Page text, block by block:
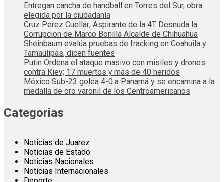
Entregan cancha de handball en Torres del Sur, obra
elegida por la ciudadanía
Cruz Perez Cuellar; Aspirante de la 4T Desnuda la
Corrupcion de Marco Bonilla Alcalde de Chihuahua
Sheinbaum evalúa pruebas de fracking en Coahuila y
Tamaulipas, dicen fuentes
Putin Ordena el ataque masivo con misiles y drones
contra Kiev; 17 muertos y más de 40 heridos
México Sub-23 golea 4-0 a Panamá y se encamina a la
medalla de oro varonil de los Centroamericanos
Categorias
Noticias de Juarez
Noticias de Estado
Noticias Nacionales
Noticias Internacionales